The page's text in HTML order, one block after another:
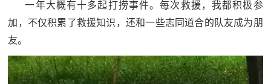
一年大概有十多起打捞事件。每次救援，我都积极参
加，不仅积累了救援知识，还和一些志同道合的队友成为朋
友。